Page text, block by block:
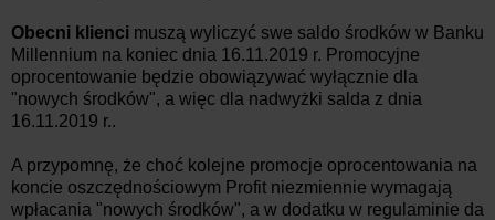
Obecni klienci muszą wyliczyć swe saldo środków w Banku
Millennium na koniec dnia 16.11.2019 r. Promocyjne
oprocentowanie będzie obowiązywać wyłącznie dla
"nowych środków", a więc dla nadwyżki salda z dnia
16.11.2019 r..
A przypomnę, że choć kolejne promocje oprocentowania na
koncie oszczędnościowym Profit niezmiennie wymagają
wpłacania "nowych środków", a w dodatku w regulaminie da